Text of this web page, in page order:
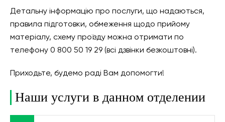
Детальну інформацію про послуги, що надаються,
правила підготовки, обмеження щодо прийому
матеріалу, схему проїзду можна отримати по
телефону 0 800 50 19 29 (всі дзвінки безкоштовні).
Приходьте, будемо раді Вам допомогти!
Наши услуги в данном отделении